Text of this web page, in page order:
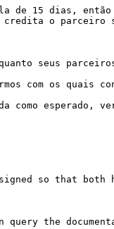
de 15 dias,
o parceiro
seus parceiros
com os quais
como esperado,
so that both
the